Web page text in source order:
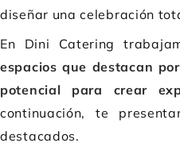
diseñar una celebración
En Dini Catering
espacios que destacan
potencial para crear
continuación, te
destacados.